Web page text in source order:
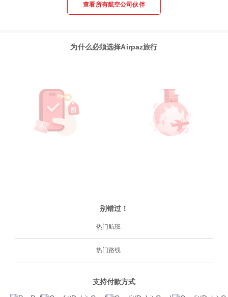
查看所有航空公司伙伴
为什么必须选择Airpaz旅行
别错过！
热门航班
热门路线
支持付款方式